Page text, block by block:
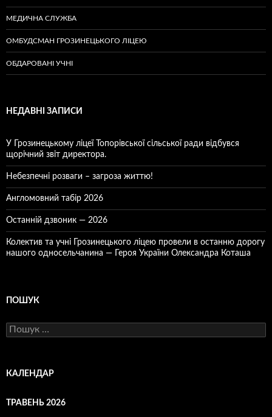
МЕДИЧНА СЛУЖБА
ОМБУДСМАН ГРОЗИНЕЦЬКОГО ЛІЦЕЮ
ОБДАРОВАНІ УЧНІ
НЕДАВНІ ЗАПИСИ
У Грозинецькому ліцеї Топорівської сільської ради відбувся
щорічний звіт директора.
Небезпечні розваги – загроза життю!
Англомовний табір 2026
Останній дзвоник — 2026
Колектив та учні Грозинецького ліцею провели в останню дорогу
нашого односельчанина — Героя України Олександра Коташа
ПОШУК
Пошук:
КАЛЕНДАР
ТРАВЕНЬ 2026